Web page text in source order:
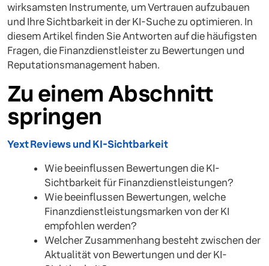
wirksamsten Instrumente, um Vertrauen aufzubauen
und Ihre Sichtbarkeit in der KI-Suche zu optimieren. In
diesem Artikel finden Sie Antworten auf die häufigsten
Fragen, die Finanzdienstleister zu Bewertungen und
Reputationsmanagement haben.
Zu einem Abschnitt
springen
Yext Reviews und KI-Sichtbarkeit
Wie beeinflussen Bewertungen die KI-
Sichtbarkeit für Finanzdienstleistungen?
Wie beeinflussen Bewertungen, welche
Finanzdienstleistungsmarken von der KI
empfohlen werden?
Welcher Zusammenhang besteht zwischen der
Aktualität von Bewertungen und der KI-